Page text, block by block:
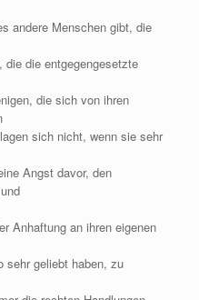
andere Menschen gibt, die
die die entgegengesetzte
die sich von ihren
sich nicht, wenn sie sehr
Angst davor, den
Anhaftung an ihren eigenen
sehr geliebt haben, zu